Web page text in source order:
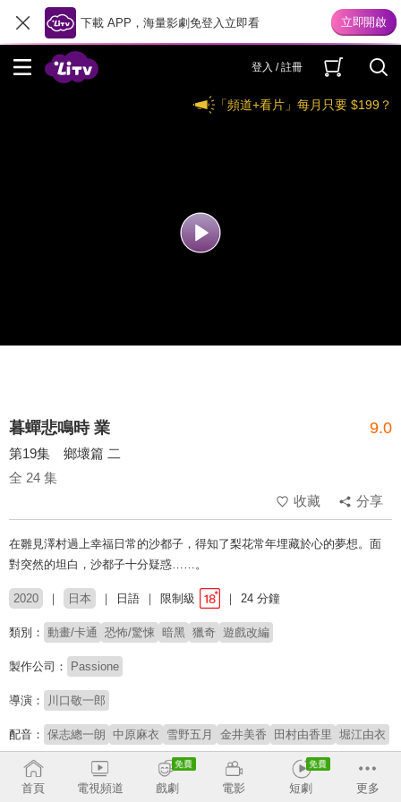
下載 APP，海量影劇免登入立即看
登入 / 註冊
「頻道+看片」每月只要 $199？
暮蟬悲鳴時 業 9.0
第19集 鄉壞篇 二
全 24 集
收藏
分享
在雛見澤村過上幸福日常的沙都子，得知了梨花常年埋藏於心的夢想。面
對突然的坦白，沙都子十分疑惑……。
2020 日本 日語 限制級 24 分鐘
類別： 動畫/卡通 恐怖/驚悚 暗黑 獵奇 遊戲改編
製作公司： Passione
導演： 川口敬一郎
配音： 保志總一朗 中原麻衣 雪野五月 金井美香 田村由香里 堀江由衣
原著： 龍騎士07 / 07th Expansion
首頁 電視頻道 戲劇 電影 短劇 更多